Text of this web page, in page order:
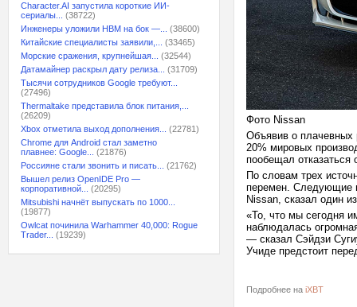
Character.AI запустила короткие ИИ-
сериалы...
(38722)
Инженеры уложили HBM на бок —...
(38600)
Китайские специалисты заявили,...
(33465)
Морские сражения, крупнейшая...
(32544)
Датамайнер раскрыл дату релиза...
(31709)
Тысячи сотрудников Google требуют...
(27496)
Thermaltake представила блок питания,...
(26209)
Xbox отметила выход дополнения...
(22781)
Chrome для Android стал заметно
плавнее: Google...
(21876)
Россияне стали звонить и писать...
(21762)
Вышел релиз OpenIDE Pro —
корпоративной...
(20295)
Mitsubishi начнёт выпускать по 1000...
(19877)
Owlcat починила Warhammer 40,000: Rogue
Trader...
(19239)
Фото Nissan
Объявив о плачевных
20% мировых
пообещал отказаться
По словам трех
перемен. Следующие
Nissan, сказал один
«То, что мы сегодня
наблюдалась
— сказал Сэйдзи
Учиде предстоит
Подробнее на iXBT